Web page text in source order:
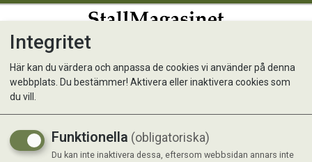
Saltsten KNZ 100% 2 kg
Bara salt
Integritet
Här kan du värdera och anpassa de cookies vi använder på denna
webbplats. Du bestämmer! Aktivera eller inaktivera cookies som
du vill.
Funktionella (obligatoriska)
Du kan inte inaktivera dessa, eftersom webbsidan annars inte